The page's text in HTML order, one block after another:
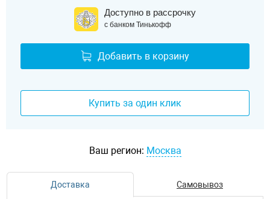
Доступно в рассрочку
с банком Тинькофф
Добавить в корзину
Купить за один клик
Ваш регион: Москва
Доставка Самовывоз